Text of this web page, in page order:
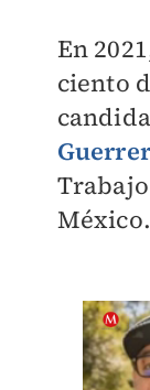
En
ciento
México.